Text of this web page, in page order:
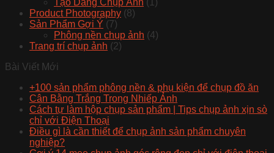
Tạo Dáng Chụp Ảnh (1)
Product Photography (8)
Sản Phẩm Gợi Ý (7)
Phông nền chụp ảnh (4)
Trang trí chụp ảnh (2)
Bài Viết Mới
+100 sản phẩm phông nền & phụ kiện để chụp đồ ăn
Cân Bằng Trắng Trong Nhiếp Ảnh
Cách tự làm hộp chụp sản phẩm | Tips chụp ảnh xịn sò
chỉ với Điện Thoại
Điều gì là cần thiết để chụp ảnh sản phẩm chuyên
nghiệp?